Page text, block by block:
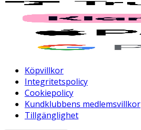
Köpvillkor
Integritetspolicy
Cookiepolicy
Kundklubbens medlemsvillkor
Tillgänglighet